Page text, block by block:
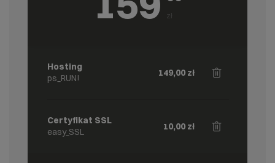
zł
Hosting
ps_RUN!
149,00 zł
Certyfikat SSL
easy_SSL
10,00 zł